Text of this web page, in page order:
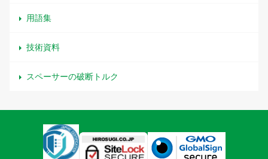
用語集
技術資料
スペーサーの破断トルク